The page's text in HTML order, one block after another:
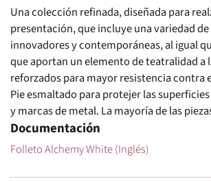
Una colección refinada, diseñada para
presentación, que incluye una variedad
innovadores y contemporáneas, al igual
que aportan un elemento de teatralidad a
reforzados para mayor resistencia contra
Pie esmaltado para protejer las
y marcas de metal. La mayoría de las
Documentación
Folleto Alchemy White (Inglés)